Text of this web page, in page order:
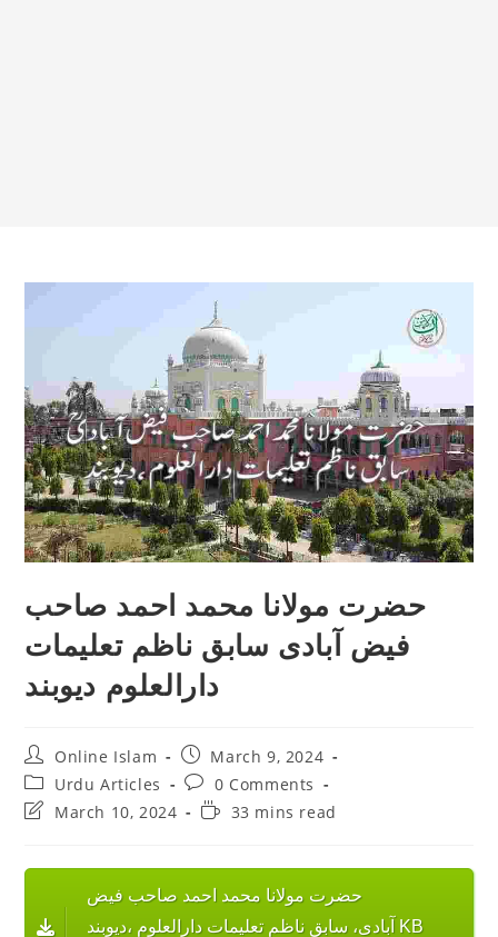
حضرت مولانا محمد احمد صاحب
فیض آبادی سابق ناظم تعلیمات
دارالعلوم دیوبند
Post
author:
Online Islam
Post
published:
March 9, 2024
Post
category:
Urdu Articles
Post
comments:
0 Comments
PostMarch 10, 2024
Reading
33 mins read
حضرت مولانا محمد احمد صاحب فیض
آبادی، سابق ناظم تعلیمات دارالعلوم ‏،دیوبند KB